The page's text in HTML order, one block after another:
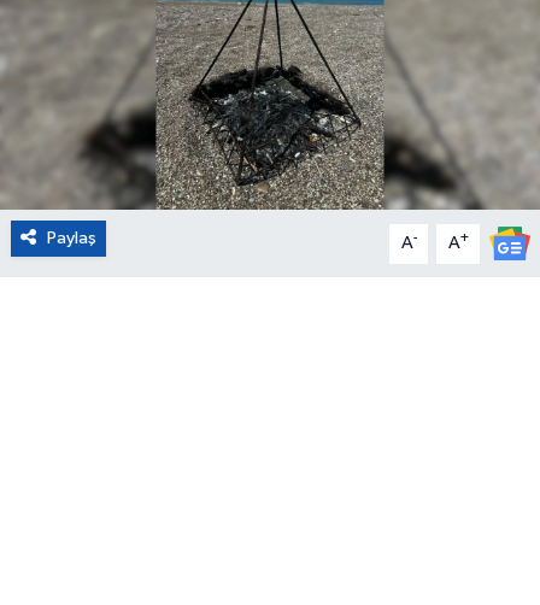
Paylaş A- A+
Magazin
Turizm
Çevre
Kültür ve Sanat